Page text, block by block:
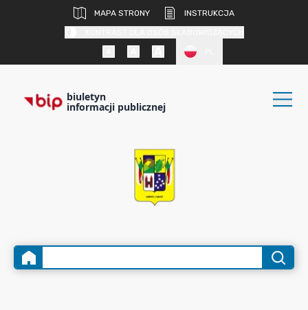
MAPA STRONY
INSTRUKCJA
biuletyn
informacji publicznej